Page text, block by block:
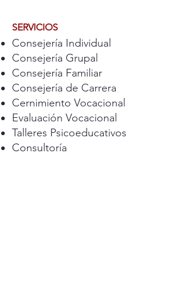
SERVICIOS
Consejería Individual
Consejería Grupal
Consejería Familiar
Consejería de Carrera
Cernimiento Vocacional
Evaluación Vocacional
Talleres Psicoeducativos
Consultoría